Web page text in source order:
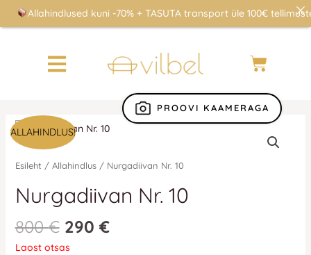
Skip
to
Cart
ALLAHINDLUS!
PROOVI KAAMERAGA
Esileht / Allahindlus/ Nurgadiivan Nr. 10
Nurgadiivan Nr. 10
800€
Algne
hind
oli:
290€
Praegune
on:
Laost otsas
Allahindlused kuni -70% + TASUTA transport üle 100€